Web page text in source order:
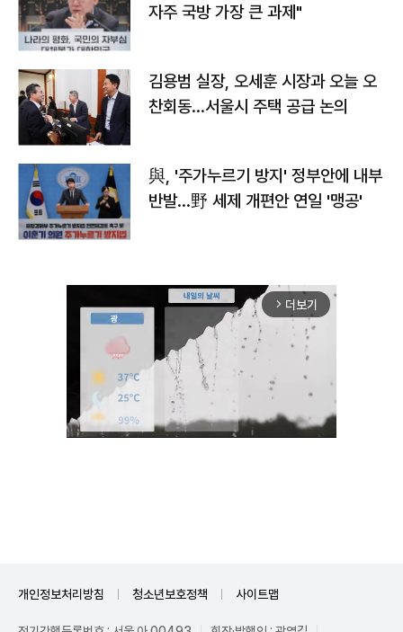
자주 국방 가장 큰 과제"
김용범 실장, 오세훈 시장과 오늘 오
찬회동...서울시 주택 공급 논의
與, '주가누르기 방지' 정부안에 내부
반발…野 세제 개편안 연일 '맹공'
arrow_forward_ios 더보기
개인정보처리방침 청소년보호정책 사이트맵